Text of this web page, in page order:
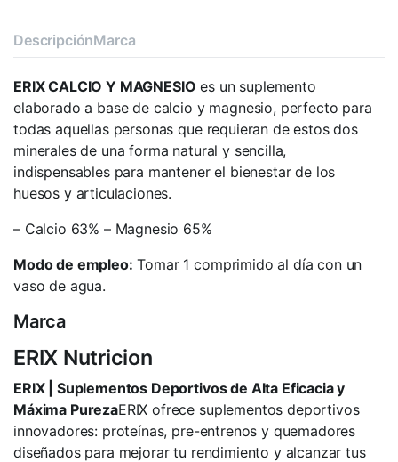
DescripciónMarca
ERIX CALCIO Y MAGNESIO es un suplemento
elaborado a base de calcio y magnesio, perfecto para
todas aquellas personas que requieran de estos dos
minerales de una forma natural y sencilla,
indispensables para mantener el bienestar de los
huesos y articulaciones.
– Calcio 63% – Magnesio 65%
Modo de empleo: Tomar 1 comprimido al día con un
vaso de agua.
Marca
ERIX Nutricion
ERIX | Suplementos Deportivos de Alta Eficacia y
Máxima PurezaERIX ofrece suplementos deportivos
innovadores: proteínas, pre-entrenos y quemadores
diseñados para mejorar tu rendimiento y alcanzar tus